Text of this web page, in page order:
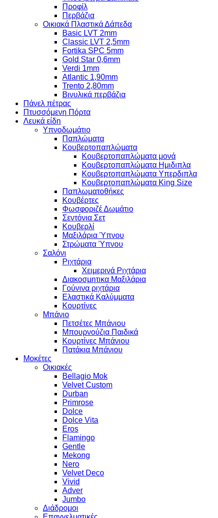
Προφίλ
Περβάζια
Οικιακά Πλαστικά Δάπεδα
Basic LVT 2mm
Classic LVT 2,5mm
Fortika SPC 5mm
Gold Star 0,6mm
Verdi 1mm
Atlantic 1,90mm
Trento 2,80mm
Βινυλικά περβάζια
Πάνελ πέτρας
Πτυσσόμενη Πόρτα
Λευκά είδη
Υπνοδωμάτιο
Παπλώματα
Κουβερτοπαπλώματα
Κουβερτοπαπλώματα μονά
Κουβερτοπαπλώματα Ημιδιπλα
Κουβερτοπαπλώματα Υπερδιπλα
Κουβερτοπαπλώματα King Size
Παπλωματοθήκες
Κουβέρτες
Φωσφοριζέ Δωμάτιο
Σεντόνια Σετ
Κουβερλί
Μαξιλάρια Ύπνου
Στρώματα Ύπνου
Σαλόνι
Ριχτάρια
Χειμερινά Ριχτάρια
Διακοσμητικα Μαξιλάρια
Γούνινα ριχτάρια
Ελαστικά Καλύμματα
Κουρτίνες
Μπάνιο
Πετσέτες Μπάνιου
Μπουρνούζια Παιδικά
Κουρτίνες Μπάνιου
Πατάκια Μπάνιου
Μοκέτες
Οικιακές
Bellagio Mok
Velvet Custom
Durban
Primrose
Dolce
Dolce Vita
Eros
Flamingo
Gentle
Mekong
Nero
Velvet Deco
Vivid
Adver
Jumbo
Διάδρομοι